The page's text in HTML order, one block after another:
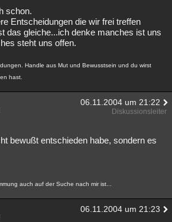
schon.
Entscheidungen die wir frei treffen
das gleiche...ich denke manches ist uns
steht uns offen.
Handle aus Mut und Bewusstsein und du wirst
hast.
06.11.2004 um 21:22
Diskussionsleiter
bewußt entschieden habe, sondern es
auch auf der Suche nach mir ist...
06.11.2004 um 21:23